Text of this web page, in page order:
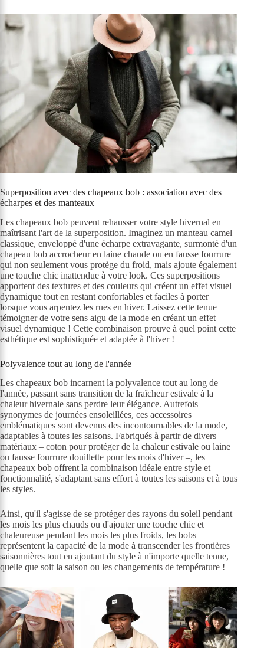
Superposition avec des chapeaux bob : association avec des
écharpes et des manteaux
Les chapeaux bob peuvent rehausser votre style hivernal en
maîtrisant l'art de la superposition. Imaginez un manteau camel
classique, enveloppé d'une écharpe extravagante, surmonté d'un
chapeau bob accrocheur en laine chaude ou en fausse fourrure
qui non seulement vous protège du froid, mais ajoute également
une touche chic inattendue à votre look. Ces superpositions
apportent des textures et des couleurs qui créent un effet visuel
dynamique tout en restant confortables et faciles à porter
lorsque vous arpentez les rues en hiver. Laissez cette tenue
témoigner de votre sens aigu de la mode en créant un effet
visuel dynamique ! Cette combinaison prouve à quel point cette
esthétique est sophistiquée et adaptée à l'hiver !
Polyvalence tout au long de l'année
Les chapeaux bob incarnent la polyvalence tout au long de
l'année, passant sans transition de la fraîcheur estivale à la
chaleur hivernale sans perdre leur élégance. Autrefois
synonymes de journées ensoleillées, ces accessoires
emblématiques sont devenus des incontournables de la mode,
adaptables à toutes les saisons. Fabriqués à partir de divers
matériaux – coton pour protéger de la chaleur estivale ou laine
ou fausse fourrure douillette pour les mois d'hiver –, les
chapeaux bob offrent la combinaison idéale entre style et
fonctionnalité, s'adaptant sans effort à toutes les saisons et à tous
les styles.
Ainsi, qu'il s'agisse de se protéger des rayons du soleil pendant
les mois les plus chauds ou d'ajouter une touche chic et
chaleureuse pendant les mois les plus froids, les bobs
représentent la capacité de la mode à transcender les frontières
saisonnières tout en ajoutant du style à n'importe quelle tenue,
quelle que soit la saison ou les changements de température !